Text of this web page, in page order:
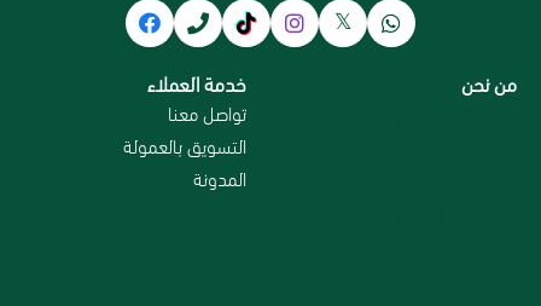
من نحن خدمة العملاء
تواصل معنا
التسويق بالعمولة
المدونة